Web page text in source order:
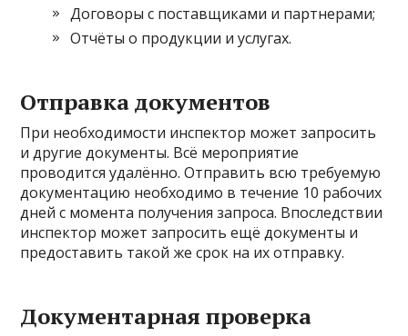
Договоры с поставщиками и партнерами;
Отчёты о продукции и услугах.
Отправка документов
При необходимости инспектор может запросить
и другие документы. Всё мероприятие
проводится удалённо. Отправить всю требуемую
документацию необходимо в течение 10 рабочих
дней с момента получения запроса. Впоследствии
инспектор может запросить ещё документы и
предоставить такой же срок на их отправку.
Документарная проверка